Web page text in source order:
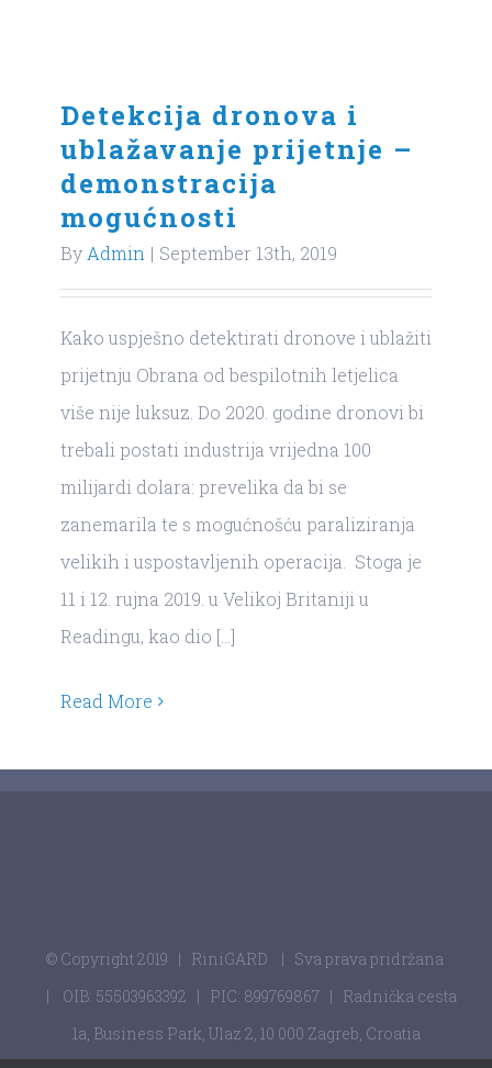
Detekcija dronova i
ublažavanje prijetnje –
demonstracija
mogućnosti
By Admin | September 13th, 2019
Kako uspješno detektirati dronove i ublažiti
prijetnju Obrana od bespilotnih letjelica
više nije luksuz. Do 2020. godine dronovi bi
trebali postati industrija vrijedna 100
milijardi dolara: prevelika da bi se
zanemarila te s mogućnošću paraliziranja
velikih i uspostavljenih operacija. Stoga je
11 i 12. rujna 2019. u Velikoj Britaniji u
Readingu, kao dio [...]
Read More
© Copyright 2019 | RiniGARD
| Sva prava pridržana
| OIB: 55503963392 | PIC: 899769867 | Radnička cesta
1a, Business Park, Ulaz 2, 10 000 Zagreb, Croatia